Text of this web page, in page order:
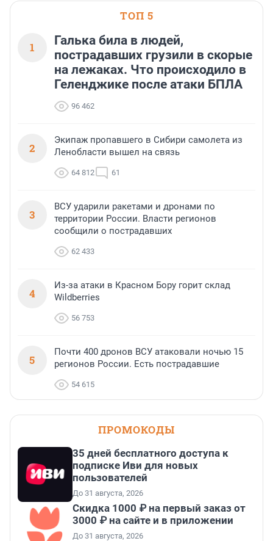
ТОП 5
1
Галька била в людей,
пострадавших грузили в скорые
на лежаках. Что происходило в
Геленджике после атаки БПЛА
96 462
2
Экипаж пропавшего в Сибири самолета из
Ленобласти вышел на связь
64 812 61
3
ВСУ ударили ракетами и дронами по
территории России. Власти регионов
сообщили о пострадавших
62 433
4
Из-за атаки в Красном Бору горит склад
Wildberries
56 753
5
Почти 400 дронов ВСУ атаковали ночью 15
регионов России. Есть пострадавшие
54 615
ПРОМОКОДЫ
35 дней бесплатного доступа к
подписке Иви для новых
пользователей
До 31 августа, 2026
Скидка 1000 ₽ на первый заказ от
3000 ₽ на сайте и в приложении
До 31 августа, 2026